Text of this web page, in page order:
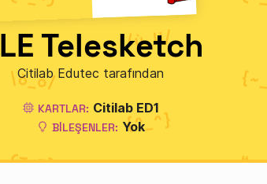
Telesketch
Citilab Edutec tarafından
KARTLAR: Citilab ED1
BILEŞENLER: Yok